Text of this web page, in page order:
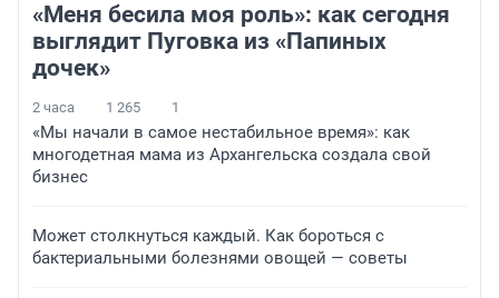
«Меня бесила моя роль»: как сегодня
выглядит Пуговка из «Папиных
дочек»
2 часа 1 265 1
«Мы начали в самое нестабильное время»: как
многодетная мама из Архангельска создала свой
бизнес
Может столкнуться каждый. Как бороться с
бактериальными болезнями овощей — советы